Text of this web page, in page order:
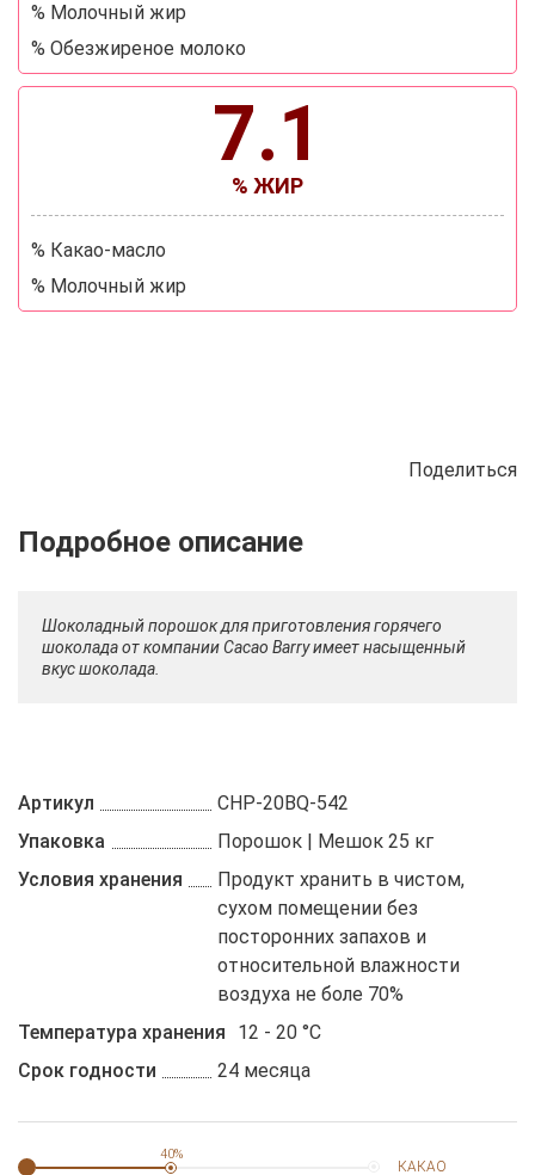
% Молочный жир
% Обезжиреное молоко
7.1
% ЖИР
% Какао-масло
% Молочный жир
Поделиться
Описание Отзывы Рецепты
Шоколадный порошок для приготовления горячего
шоколада от компании Cacao Barry имеет насыщенный
вкус шоколада.
Артикул
CHP-20BQ-542
Упаковка
Порошок | Мешок 25 кг
Условия хранения
Продукт хранить в чистом,
сухом помещении без
посторонних запахов и
относительной влажности
воздуха не боле 70%
Температура хранения
12 - 20 °C
Срок годности
24 месяца
40%
КАКАО